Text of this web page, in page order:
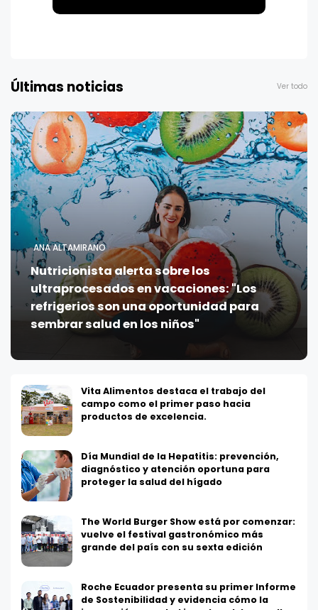
Últimas noticias Ver todo
ANA ALTAMIRANO
Nutricionista alerta sobre los
ultraprocesados en vacaciones: "Los
refrigerios son una oportunidad para
sembrar salud en los niños"
Vita Alimentos destaca el trabajo del
campo como el primer paso hacia
productos de excelencia.
Día Mundial de la Hepatitis: prevención,
diagnóstico y atención oportuna para
proteger la salud del hígado
The World Burger Show está por comenzar:
vuelve el festival gastronómico más
grande del país con su sexta edición
Roche Ecuador presenta su primer Informe
de Sostenibilidad y evidencia cómo la